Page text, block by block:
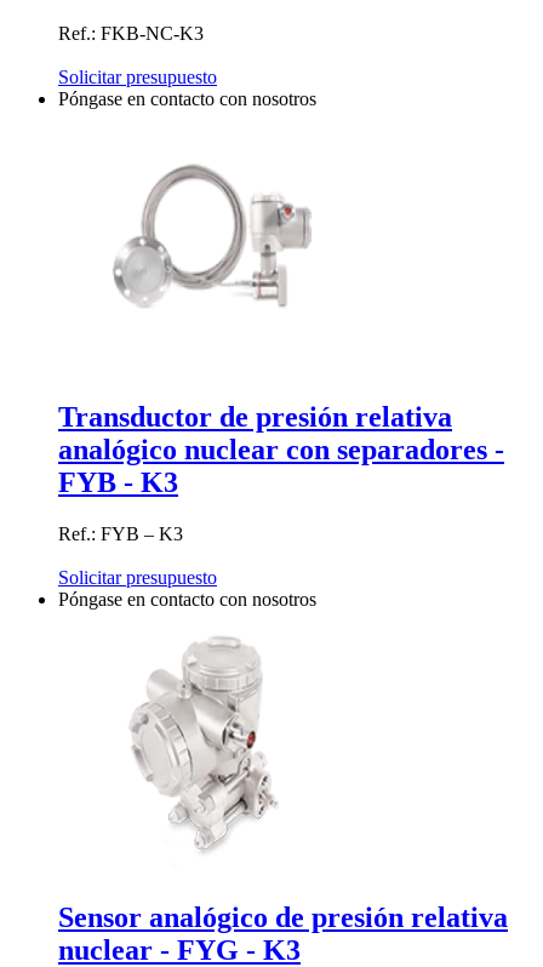
Ref.: FKB-NC-K3
Solicitar presupuesto
Póngase en contacto con nosotros
Transductor de presión relativa
analógico nuclear con separadores -
FYB - K3
Ref.: FYB – K3
Solicitar presupuesto
Póngase en contacto con nosotros
Sensor analógico de presión relativa
nuclear - FYG - K3